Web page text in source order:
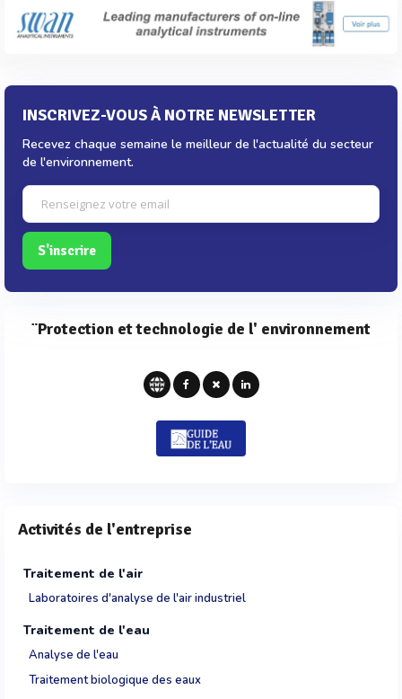
INSCRIVEZ-VOUS À NOTRE NEWSLETTER
Recevez chaque semaine le meilleur de l'actualité du secteur
de l'environnement.
S'inscrire
¨Protection et technologie de l' environnement
Activités de l'entreprise
Traitement de l'air
Laboratoires d'analyse de l'air industriel
Traitement de l'eau
Analyse de l'eau
Traitement biologique des eaux